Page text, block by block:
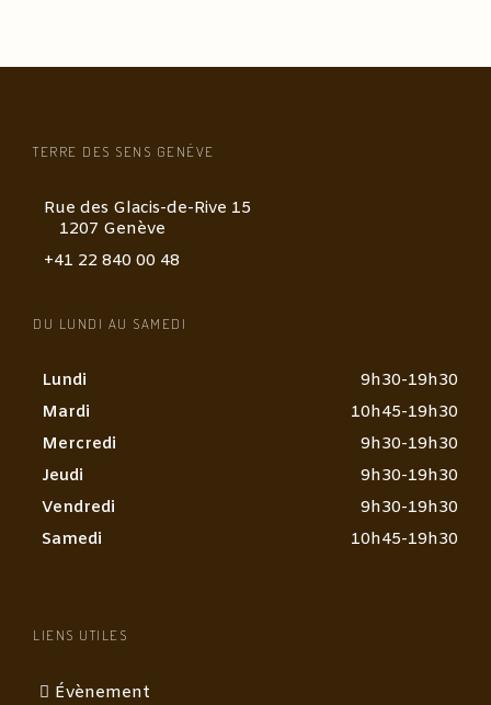
TERRE DES SENS GENÈVE
Rue des Glacis-de-Rive 15
1207 Genève
+41 22 840 00 48
DU LUNDI AU SAMEDI
Lundi
9h30-19h30
Mardi
10h45-19h30
Mercredi
9h30-19h30
Jeudi
9h30-19h30
Vendredi
9h30-19h30
Samedi
10h45-19h30
LIENS UTILES
Évènement